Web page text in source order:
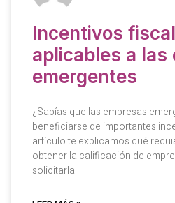
Incentivos
aplicables a las
emergentes
¿Sabías que las empresas
beneficiarse de importantes
artículo te explicamos qué
obtener la calificación de
solicitarla